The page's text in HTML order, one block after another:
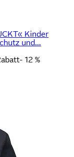
Kinder
und...
- 12 %